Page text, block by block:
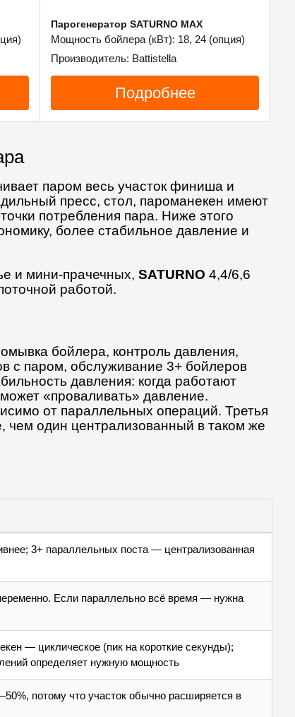
Парогенератор SATURNO MAX
Мощность бойлера (кВт): 18, 24 (опция)
Производитель: Battistella
Подробнее
паром весь участок финиша и
пресс, стол, пароманекен имеют
потребления пара. Ниже этого
более стабильное давление и
и мини-прачечных, SATURNO 4,4/6,6
работой.
бойлера, контроль давления,
с паром, обслуживание 3+ бойлеров
давления: когда работают
«проваливать» давление.
от параллельных операций. Третья
чем один централизованный в таком же
3+ параллельных поста — централизованная
Если параллельно всё время — нужна
— циклическое (пик на короткие секунды);
определяет нужную мощность
потому что участок обычно расширяется в